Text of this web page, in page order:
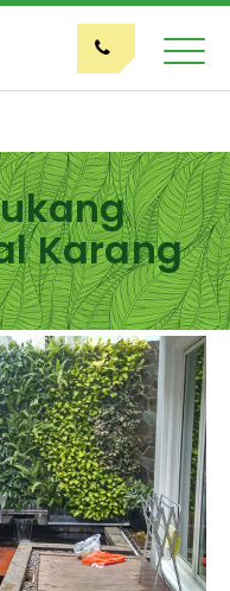
Karang